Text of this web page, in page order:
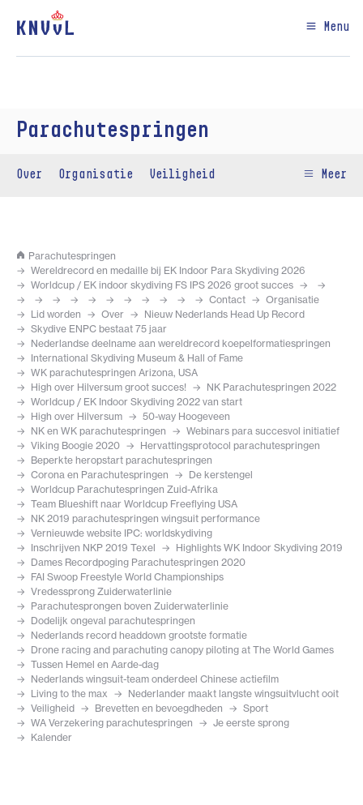
Menu
Parachutespringen
Over Organisatie Veiligheid Meer
Parachutespringen
Wereldrecord en medaille bij EK Indoor Para Skydiving 2026
Worldcup / EK indoor skydiving FS IPS 2026 groot succes
Contact
Organisatie
Lid worden
Over
Nieuw Nederlands Head Up Record
Skydive ENPC bestaat 75 jaar
Nederlandse deelname aan wereldrecord koepelformatiespringen
International Skydiving Museum & Hall of Fame
WK parachutespringen Arizona, USA
High over Hilversum groot succes!
NK Parachutespringen 2022
Worldcup / EK Indoor Skydiving 2022 van start
High over Hilversum
50-way Hoogeveen
NK en WK parachutespringen
Webinars para succesvol initiatief
Viking Boogie 2020
Hervattingsprotocol parachutespringen
Beperkte heropstart parachutespringen
Corona en Parachutespringen
De kerstengel
Worldcup Parachutespringen Zuid-Afrika
Team Blueshift naar Worldcup Freeflying USA
NK 2019 parachutespringen wingsuit performance
Vernieuwde website IPC: worldskydiving
Inschrijven NKP 2019 Texel
Highlights WK Indoor Skydiving 2019
Dames Recordpoging Parachutespringen 2020
FAI Swoop Freestyle World Championships
Vredessprong Zuiderwaterlinie
Parachutesprongen boven Zuiderwaterlinie
Dodelijk ongeval parachutespringen
Nederlands record headdown grootste formatie
Drone racing and parachuting canopy piloting at The World Games
Tussen Hemel en Aarde-dag
Nederlands wingsuit-team onderdeel Chinese actiefilm
Living to the max
Nederlander maakt langste wingsuitvlucht ooit
Veiligheid
Brevetten en bevoegdheden
Sport
WA Verzekering parachutespringen
Je eerste sprong
Kalender